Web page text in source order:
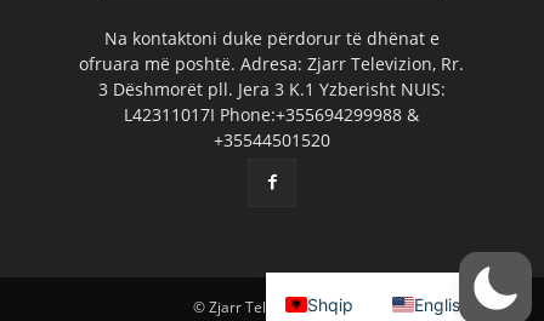
Na kontaktoni duke përdorur të dhënat e
ofruara më poshtë. Adresa: Zjarr Televizion, Rr.
3 Dëshmorët pll. Jera 3 K.1 Yzberisht NUIS:
L42311017I Phone:+355694299988 &
+35544501520
© Zjarr Televizion 2026
Shqip English